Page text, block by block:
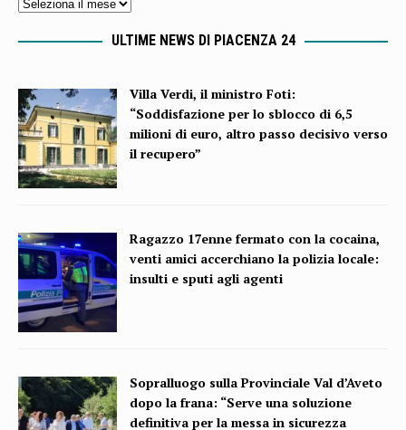
ULTIME NEWS DI PIACENZA 24
Villa Verdi, il ministro Foti:
“Soddisfazione per lo sblocco di 6,5
milioni di euro, altro passo decisivo verso
il recupero”
Ragazzo 17enne fermato con la cocaina,
venti amici accerchiano la polizia locale:
insulti e sputi agli agenti
Sopralluogo sulla Provinciale Val d’Aveto
dopo la frana: “Serve una soluzione
definitiva per la messa in sicurezza